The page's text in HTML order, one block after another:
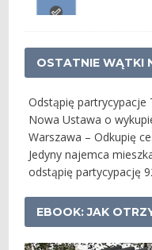
OSTATNIE WĄTKI
Odstąpię partrycypacje
Nowa Ustawa o
Warszawa – Odkupię
Jedyny najemca
odstąpię partycypację
EBOOK: JAK